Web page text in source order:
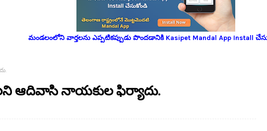
మండలంలోని వార్తలను ఎప్పటికప్పుడు పొందడానికి Kasipet Mandal App Install
ఆదివాసి నాయకుల ఫిర్యాదు.